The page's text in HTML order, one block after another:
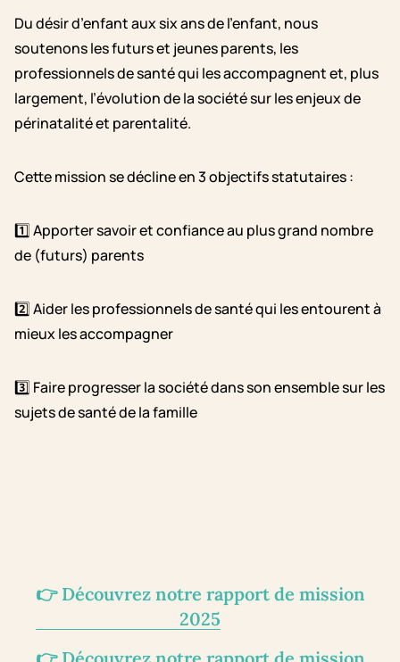
Du désir d’enfant aux six ans de l’enfant, nous
soutenons les futurs et jeunes parents, les
professionnels de santé qui les accompagnent et, plus
largement, l’évolution de la société sur les enjeux de
périnatalité et parentalité.
Cette mission se décline en 3 objectifs statutaires :
1️⃣Apporter savoir et confiance au plus grand nombre
de (futurs) parents
2️⃣Aider les professionnels de santé qui les entourent à
mieux les accompagner
3️⃣ Faire progresser la société dans son ensemble sur les
sujets de santé de la famille
👉 Découvrez notre rapport de mission
2025